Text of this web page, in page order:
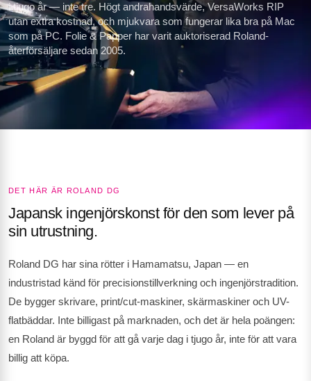
i tjugo år — inte tre. Högt andrahandsvärde, VersaWorks RIP
utan extra kostnad, och mjukvara som fungerar lika bra på Mac
som på PC. Folie & Papper har varit auktoriserad Roland-
återförsäljare sedan 2005.
DET HÄR ÄR ROLAND DG
Japansk ingenjörskonst för den som lever på
sin utrustning.
Roland DG har sina rötter i Hamamatsu, Japan — en
industristad känd för precisionstillverkning och ingenjörstradition.
De bygger skrivare, print/cut-maskiner, skärmaskiner och UV-
flatbäddar. Inte billigast på marknaden, och det är hela poängen:
en Roland är byggd för att gå varje dag i tjugo år, inte för att vara
billig att köpa.